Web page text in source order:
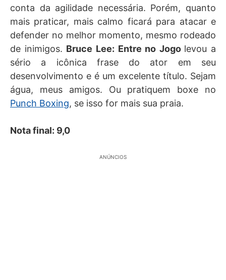
conta da agilidade necessária. Porém, quanto
mais praticar, mais calmo ficará para atacar e
defender no melhor momento, mesmo rodeado
de inimigos. Bruce Lee: Entre no Jogo levou a
sério a icônica frase do ator em seu
desenvolvimento e é um excelente título. Sejam
água, meus amigos. Ou pratiquem boxe no
Punch Boxing, se isso for mais sua praia.
Nota final: 9,0
ANÚNCIOS